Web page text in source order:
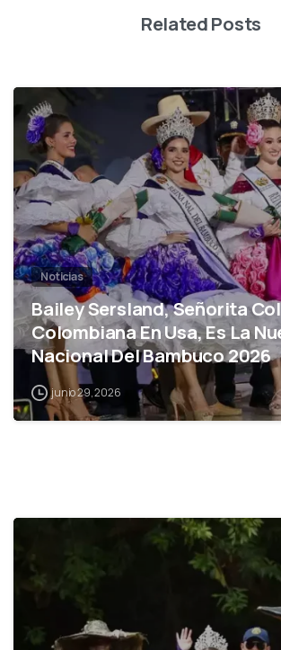
Related Posts
Noticias
Bailey Sersland, Señorita
Colombiana En Usa, Es La
Nacional Del Bambuco 2026
junio 29, 2026